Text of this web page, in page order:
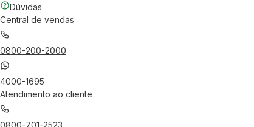
Dúvidas
Central de vendas
0800-200-2000
4000-1695
Atendimento ao cliente
0800-701-2523